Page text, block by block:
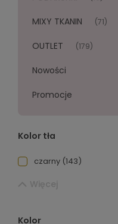
MIXY TKANIN (71)
OUTLET (179)
Nowości
Promocje
Kolor tła
czarny (143)
Więcej
Kolor